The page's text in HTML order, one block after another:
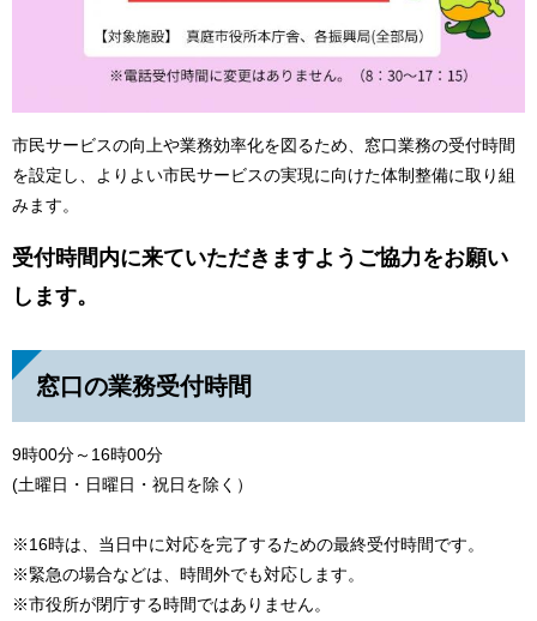
市民サービスの向上や業務効率化を図るため、窓口業務の受付時間
を設定し、よりよい市民サービスの実現に向けた体制整備に取り組
みます。
受付時間内に来ていただきますようご協力をお願い
します。
窓口の業務受付時間
9時00分～16時00分
(土曜日・日曜日・祝日を除く）
※16時は、当日中に対応を完了するための最終受付時間です。
※緊急の場合などは、時間外でも対応します。
※市役所が閉庁する時間ではありません。